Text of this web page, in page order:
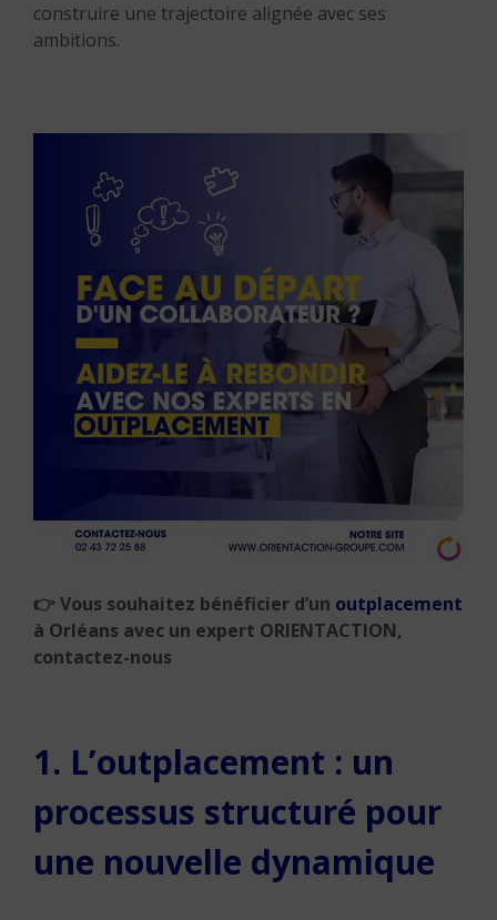
construire une trajectoire alignée avec ses
ambitions.
👉Vous souhaitez bénéficier d’un outplacement
à Orléans avec un expert ORIENTACTION,
contactez-nous
1. L’outplacement : un
processus structuré pour
une nouvelle dynamique